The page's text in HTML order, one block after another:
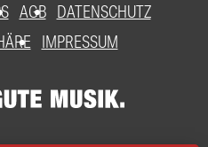
AGB DATENSCHUTZ
IMPRESSUM